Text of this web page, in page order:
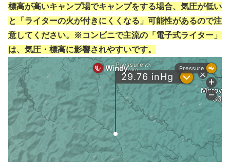
標高が高いキャンプ場でキャンプをする場合、気圧が低い
と「ライターの火が付きにくくなる」可能性があるので注
意してください。※コンビニで主流の「電子式ライター」
は、気圧・標高に影響されやすいです。